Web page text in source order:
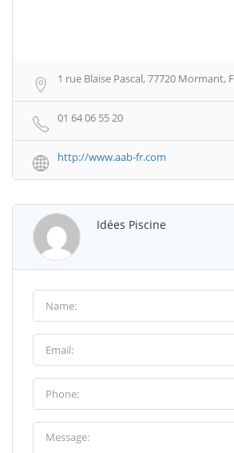
1 rue Blaise Pascal, 77720 Mormant,
01 64 06 55 20
http://www.aab-fr.com
Idées Piscine